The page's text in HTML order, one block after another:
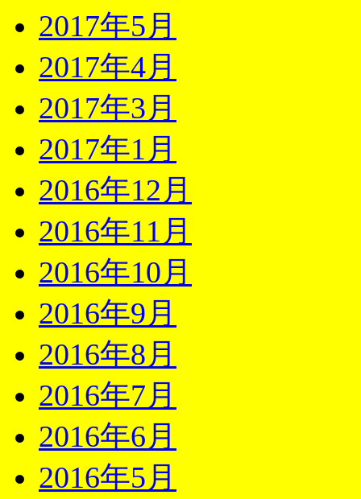
2017年5月
2017年4月
2017年3月
2017年1月
2016年12月
2016年11月
2016年10月
2016年9月
2016年8月
2016年7月
2016年6月
2016年5月